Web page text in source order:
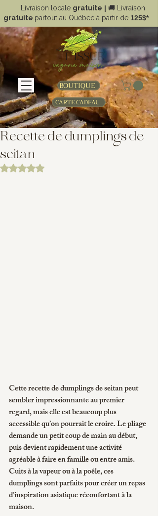
BOUTIQUE
Livraison locale gratuite | 🚚
Livraison
gratuite partout au Québec à partir de 125$*
CARTE CADEAU
Recette de dumplings de
seitan
Noté NaN étoiles sur 5.
Cette recette de dumplings de seitan peut
sembler impressionnante au premier
regard, mais elle est beaucoup plus
accessible qu’on pourrait le croire. Le pliage
demande un petit coup de main au début,
puis devient rapidement une activité
agréable à faire en famille ou entre amis.
Cuits à la vapeur ou à la poêle, ces
dumplings sont parfaits pour créer un repas
d’inspiration asiatique réconfortant à la
maison.